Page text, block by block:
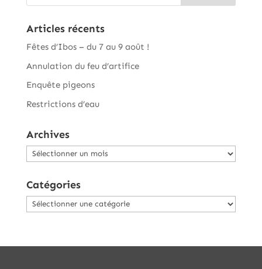
Articles récents
Fêtes d’Ibos – du 7 au 9 août !
Annulation du feu d’artifice
Enquête pigeons
Restrictions d’eau
Archives
Archives
Catégories
Catégories